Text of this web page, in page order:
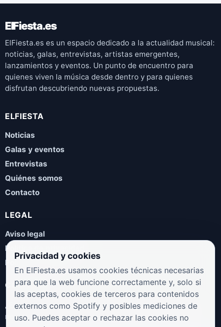
ElFiesta.es
ElFiesta.es es un espacio dedicado a la actualidad musical:
noticias, galas, entrevistas, artistas emergentes,
lanzamientos y eventos. Un punto de encuentro para
quienes viven la música desde dentro y para quienes
disfrutan descubriendo nuevas propuestas.
ELFIESTA
Noticias
Galas y eventos
Entrevistas
Quiénes somos
Contacto
LEGAL
Aviso legal
Política de privacidad
Política de cookies
COLABORA
¿Eres artista, manager, sello o promotor? Envíanos tus
novedades, galas, entrevistas o propuestas musicales.
Privacidad y cookies
En ElFiesta.es usamos cookies técnicas necesarias
para que la web funcione correctamente y, solo si
las aceptas, cookies de terceros para contenidos
externos como Spotify y posibles mediciones de
uso. Puedes aceptar o rechazar las cookies no